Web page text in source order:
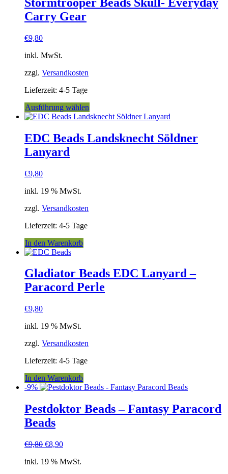
Carry Gear
€9,80
inkl. MwSt.
zzgl. Versandkosten
Lieferzeit: 4-5 Tage
Ausführung wählen
Produkt
mehrere
Varianten
EDC Beads Landsknecht Söldner
Lanyard
€9,80
inkl. 19 % MwSt.
zzgl. Versandkosten
Lieferzeit: 4-5 Tage
In den Warenkorb
Gladiator Beads EDC Lanyard –
Paracord Perle
€9,80
inkl. 19 % MwSt.
zzgl. Versandkosten
Lieferzeit: 4-5 Tage
In den Warenkorb
-9%
Pestdoktor Beads – Fantasy Paracord
Beads
€9,80 Ursprünglicher
war:
€8,90Aktueller
ist:
inkl. 19 % MwSt.